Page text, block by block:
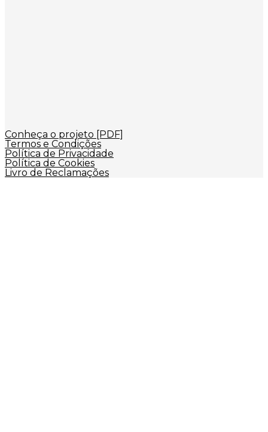
Conheça o projeto [PDF]
Termos e Condições
Política de Privacidade
Política de Cookies
Livro de Reclamações